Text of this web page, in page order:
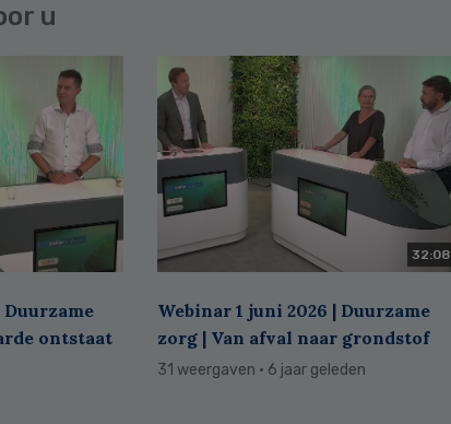
u
Duurzame
ontstaat
32:08
Webinar 1 juni 2026 | Duurzame
zorg | Van afval naar grondstof
31 weergaven · 6 jaar geleden